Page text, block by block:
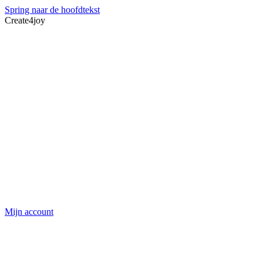
Spring naar de hoofdtekst
Create4joy
Mijn account